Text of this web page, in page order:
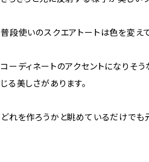
普段使いのスクエアトートは色を変え
コーディネートのアクセントになりそ
じる美しさがあります。
どれを作ろうかと眺めているだけでも